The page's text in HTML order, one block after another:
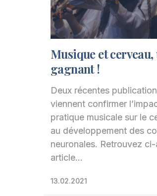
Musique et
gagnant !
Deux récentes
viennent confirmer
pratique musicale sur le
au développement des
neuronales. Retrouvez
article…
13.02.2021